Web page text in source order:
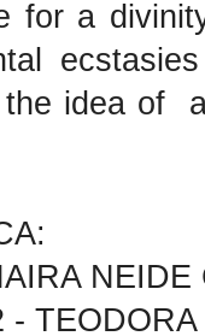
for a
idea of
NEIDE
-